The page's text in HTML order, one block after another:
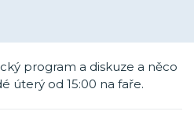
program a diskuze a něco
úterý od 15:00 na faře.